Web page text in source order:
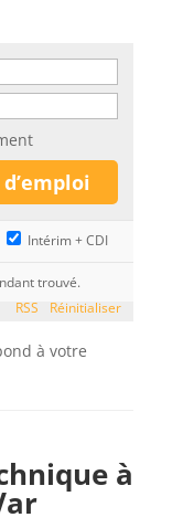
Intérim + CDI
trouvé.
Réinitialiser
RSS
à votre
à